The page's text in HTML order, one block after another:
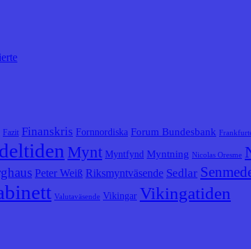
Fazit Finanskris Fornnordiska Forum Bundesbank
Mynt Myntfynd Myntning Nicolas Oresme
Peter Weiß Riksmyntväsende Sedlar
Valutaväsende Vikingar Vikingatiden